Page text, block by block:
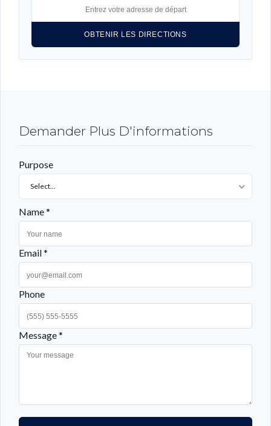
Demander Plus D'informations
Purpose
Select...
Name *
Email *
Phone
Message *
LOGIN WITH GOOGLE
LOGIN WITH LINKEDIN